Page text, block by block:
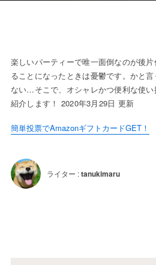
楽しいパーティーで唯一面倒なのが後
ることになったときは憂鬱です。かと
ない…そこで、オシャレかつ便利な使
紹介します！ 2020年3月29日 更新
簡単投票でAmazonギフトカードGET！
ライター :tanukimaru